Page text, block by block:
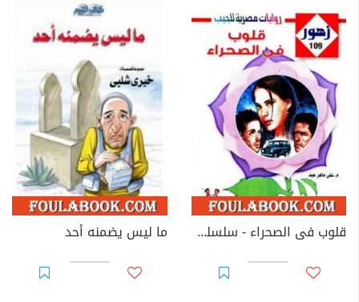
قلوب فى الصحراء - سلسلة زهور ما ليس يضمنه أحد